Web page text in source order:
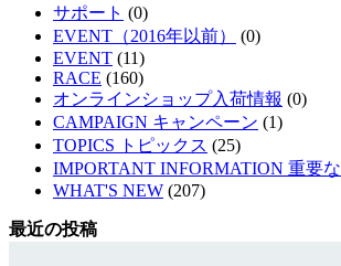
サポート (0)
EVENT（2016年以前）
(0)
EVENT (11)
RACE (160)
オンラインショップ入荷情報 (0)
CAMPAIGN キャンペーン (1)
TOPICS トピックス (25)
IMPORTANT INFORMATION 重要
WHAT'S NEW (207)
最近の投稿